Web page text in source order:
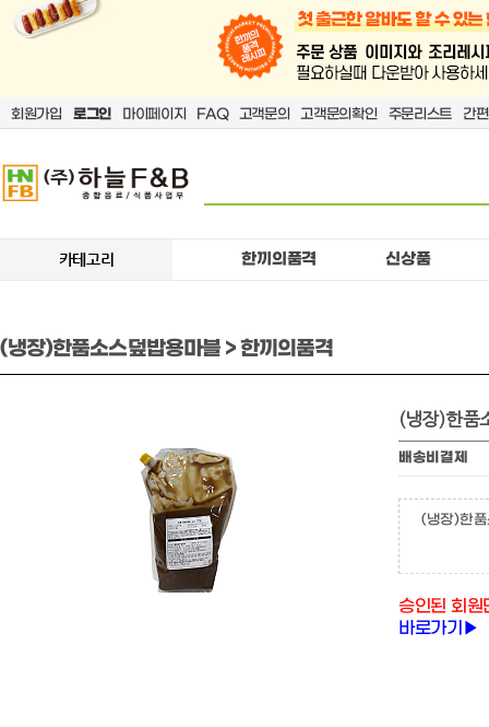
회원가입 로그인 마이페이지 FAQ 고객문의 고객문의확인 주문리스트 간
카테고리 한끼의품격 신상품
(냉장)한품소스덮밥용마블 > 한끼의품격
(냉장)한품
배송비결제
(냉장)한
승인된 회원
바로가기▶